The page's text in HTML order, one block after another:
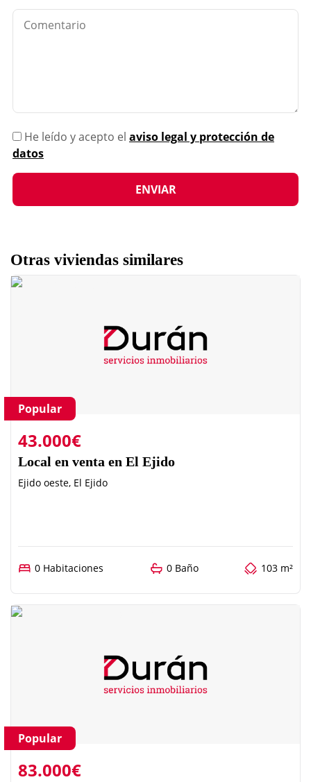
He leído y acepto el aviso legal y protección de
datos
Otras viviendas similares
Popular
43.000€
Local en venta en El Ejido
Ejido oeste, El Ejido
0 Habitaciones 0 Baño 103 m²
Popular
83.000€